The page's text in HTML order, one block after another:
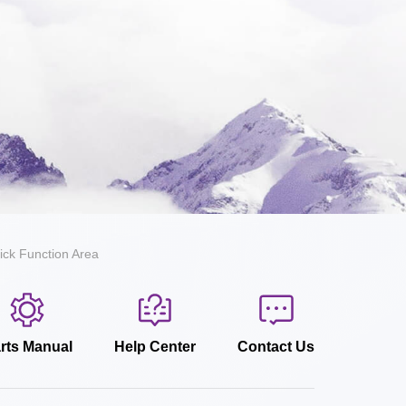
Function Area
Manual Help Center Contact Us